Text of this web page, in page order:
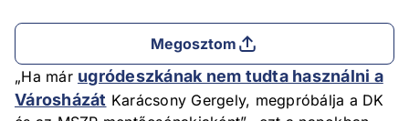
Megosztom
„Ha már ugródeszkának nem tudta használni a
Városházát Karácsony Gergely, megpróbálja a DK